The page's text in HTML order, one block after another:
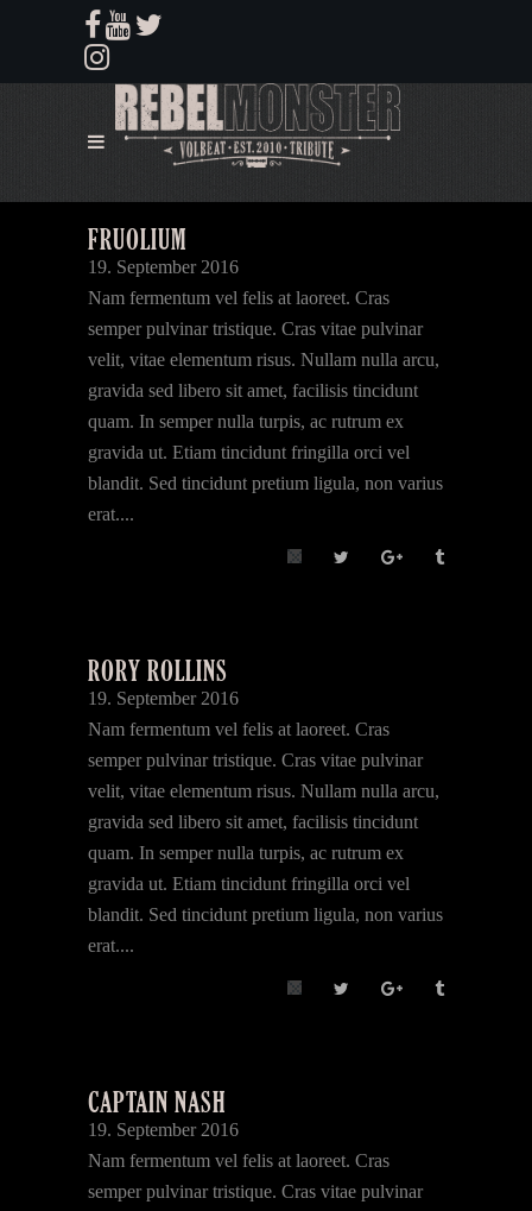
FRUOLIUM
19. September 2016
Nam fermentum vel felis at laoreet. Cras
semper pulvinar tristique. Cras vitae pulvinar
velit, vitae elementum risus. Nullam nulla arcu,
gravida sed libero sit amet, facilisis tincidunt
quam. In semper nulla turpis, ac rutrum ex
gravida ut. Etiam tincidunt fringilla orci vel
blandit. Sed tincidunt pretium ligula, non varius
erat....
RORY ROLLINS
19. September 2016
Nam fermentum vel felis at laoreet. Cras
semper pulvinar tristique. Cras vitae pulvinar
velit, vitae elementum risus. Nullam nulla arcu,
gravida sed libero sit amet, facilisis tincidunt
quam. In semper nulla turpis, ac rutrum ex
gravida ut. Etiam tincidunt fringilla orci vel
blandit. Sed tincidunt pretium ligula, non varius
erat....
CAPTAIN NASH
19. September 2016
Nam fermentum vel felis at laoreet. Cras
semper pulvinar tristique. Cras vitae pulvinar